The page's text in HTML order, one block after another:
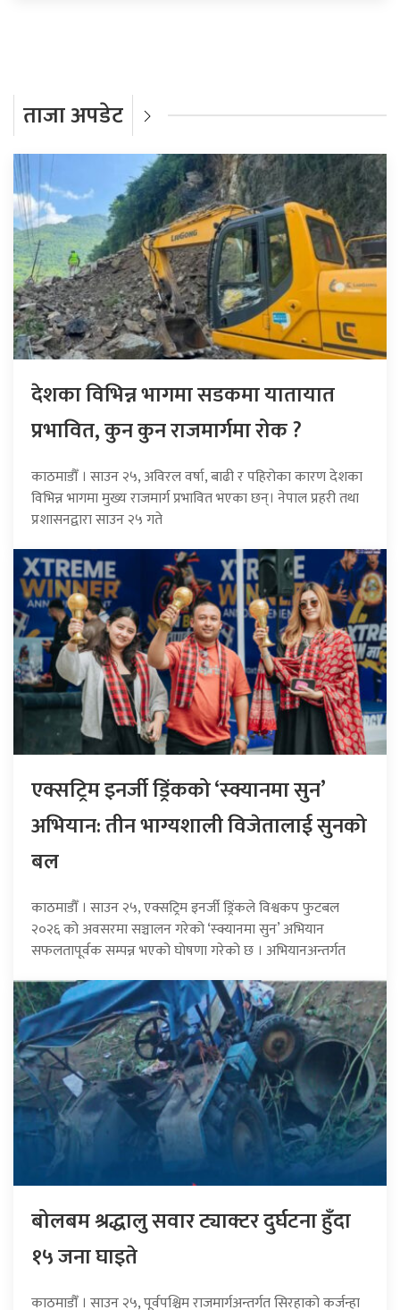
ताजा अपडेट
देशका विभिन्न भागमा सडकमा यातायात
प्रभावित, कुन कुन राजमार्गमा रोक ?
काठमाडौँ । साउन २५, अविरल वर्षा, बाढी र पहिरोका कारण देशका
विभिन्न भागमा मुख्य राजमार्ग प्रभावित भएका छन्। नेपाल प्रहरी तथा
प्रशासनद्वारा साउन २५ गते
एक्सट्रिम इनर्जी ड्रिंकको ‘स्क्यानमा सुन’
अभियान: तीन भाग्यशाली विजेतालाई सुनको
बल
काठमाडौँ । साउन २५, एक्सट्रिम इनर्जी ड्रिंकले विश्वकप फुटबल
२०२६ को अवसरमा सञ्चालन गरेको ‘स्क्यानमा सुन’ अभियान
सफलतापूर्वक सम्पन्न भएको घोषणा गरेको छ । अभियानअन्तर्गत
बोलबम श्रद्धालु सवार ट्याक्टर दुर्घटना हुँदा
१५ जना घाइते
काठमाडौँ । साउन २५, पूर्वपश्चिम राजमार्गअन्तर्गत सिरहाको कर्जन्हा